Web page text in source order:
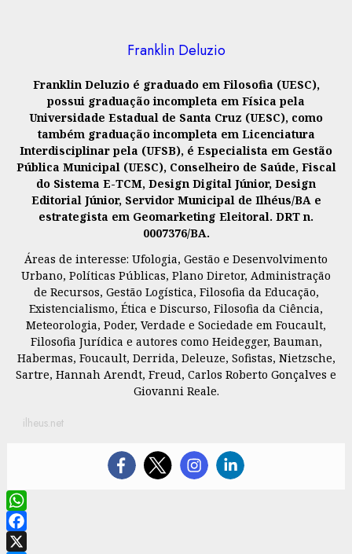
Franklin Deluzio
Franklin Deluzio é graduado em Filosofia (UESC),
possui graduação incompleta em Física pela
Universidade Estadual de Santa Cruz (UESC), como
também graduação incompleta em Licenciatura
Interdisciplinar pela (UFSB), é Especialista em Gestão
Pública Municipal (UESC), Conselheiro de Saúde, Fiscal
do Sistema E-TCM, Design Digital Júnior, Design
Editorial Júnior, Servidor Municipal de Ilhéus/BA e
estrategista em Geomarketing Eleitoral. DRT n.
0007376/BA.
Áreas de interesse: Ufologia, Gestão e Desenvolvimento
Urbano, Políticas Públicas, Plano Diretor, Administração
de Recursos, Gestão Logística, Filosofia da Educação,
Existencialismo, Ética e Discurso, Filosofia da Ciência,
Meteorologia, Poder, Verdade e Sociedade em Foucault,
Filosofia Jurídica e autores como Heidegger, Bauman,
Habermas, Foucault, Derrida, Deleuze, Sofistas, Nietzsche,
Sartre, Hannah Arendt, Freud, Carlos Roberto Gonçalves e
Giovanni Reale.
ilheus.net
WhatsApp
Facebook